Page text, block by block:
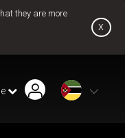
they are more
x